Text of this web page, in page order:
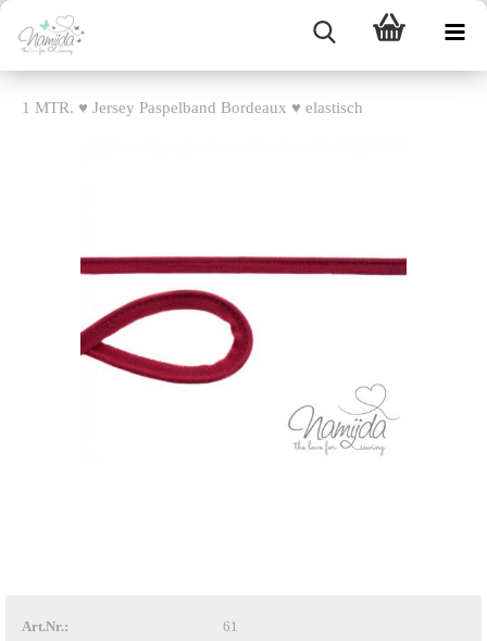
1 MTR. ♥ Jersey Paspelband Bordeaux ♥ elastisch
Art.Nr.:
61